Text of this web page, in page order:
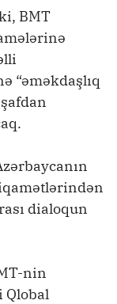
BMT
“əməkdaşlıq
dialoqun
nin
Qlobal